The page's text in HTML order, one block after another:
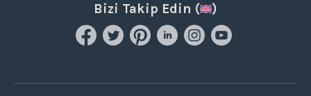
Bizi Takip Edin ( )